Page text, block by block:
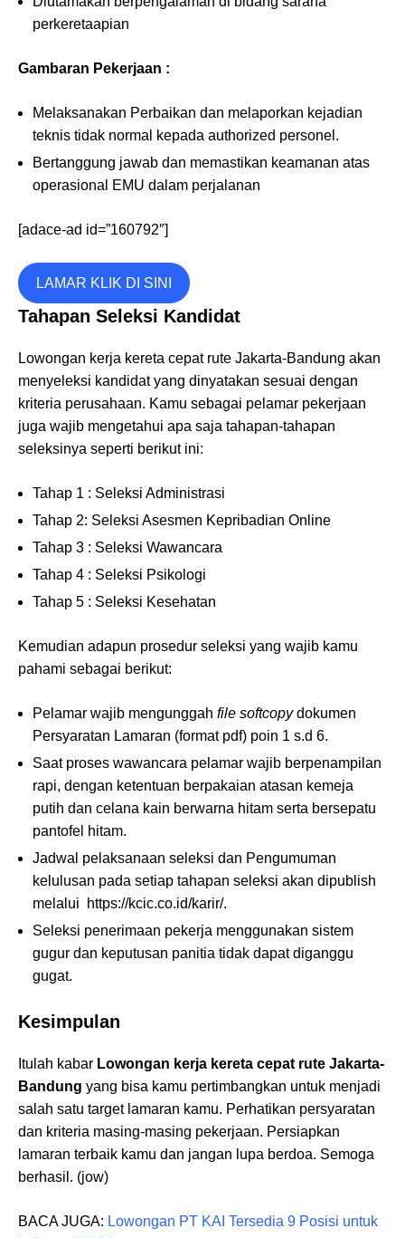
perkeretaapian
Gambaran Pekerjaan :
Melaksanakan Perbaikan dan melaporkan kejadian
teknis tidak normal kepada authorized personel.
Bertanggung jawab dan memastikan keamanan atas
operasional EMU dalam perjalanan
[adace-ad id=”160792″]
LAMAR KLIK DI SINI
Tahapan Seleksi Kandidat
Lowongan kerja kereta cepat rute Jakarta-Bandung akan
menyeleksi kandidat yang dinyatakan sesuai dengan
kriteria perusahaan. Kamu sebagai pelamar pekerjaan
juga wajib mengetahui apa saja tahapan-tahapan
seleksinya seperti berikut ini:
Tahap 1 : Seleksi Administrasi
Tahap 2: Seleksi Asesmen Kepribadian Online
Tahap 3 : Seleksi Wawancara
Tahap 4 : Seleksi Psikologi
Tahap 5 : Seleksi Kesehatan
Kemudian adapun prosedur seleksi yang wajib kamu
pahami sebagai berikut:
Pelamar wajib mengunggah file softcopydokumen
Persyaratan Lamaran (format pdf) poin 1 s.d 6.
Saat proses wawancara pelamar wajib berpenampilan
rapi, dengan ketentuan berpakaian atasan kemeja
putih dan celana kain berwarna hitam serta bersepatu
pantofel hitam.
Jadwal pelaksanaan seleksi dan Pengumuman
kelulusan pada setiap tahapan seleksi akan dipublish
melalui https://kcic.co.id/karir/.
Seleksi penerimaan pekerja menggunakan sistem
gugur dan keputusan panitia tidak dapat diganggu
gugat.
Kesimpulan
Itulah kabar Lowongan kerja kereta cepat rute Jakarta-
Bandung yang bisa kamu pertimbangkan untuk menjadi
salah satu target lamaran kamu. Perhatikan persyaratan
dan kriteria masing-masing pekerjaan. Persiapkan
lamaran terbaik kamu dan jangan lupa berdoa. Semoga
berhasil. (jow)
BACA JUGA: Lowongan PT KAI Tersedia 9 Posisi untuk